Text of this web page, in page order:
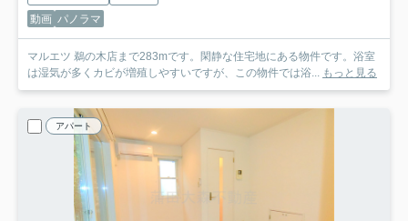
動画 パノラマ
マルエツ 鵜の木店まで283mです。閑静な住宅地にある物件です。浴室
は湿気が多くカビが増殖しやすいですが、この物件では浴... もっと見る
アパート